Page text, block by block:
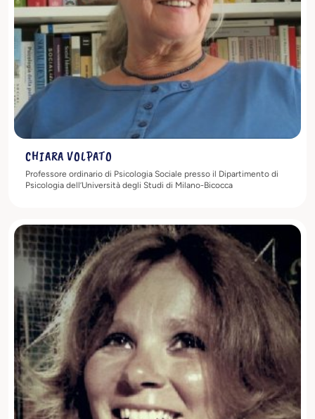
CHIARA VOLPATO
Professore ordinario di Psicologia Sociale presso il Dipartimento di
Psicologia dell’Università degli Studi di Milano-Bicocca
Scopri di più